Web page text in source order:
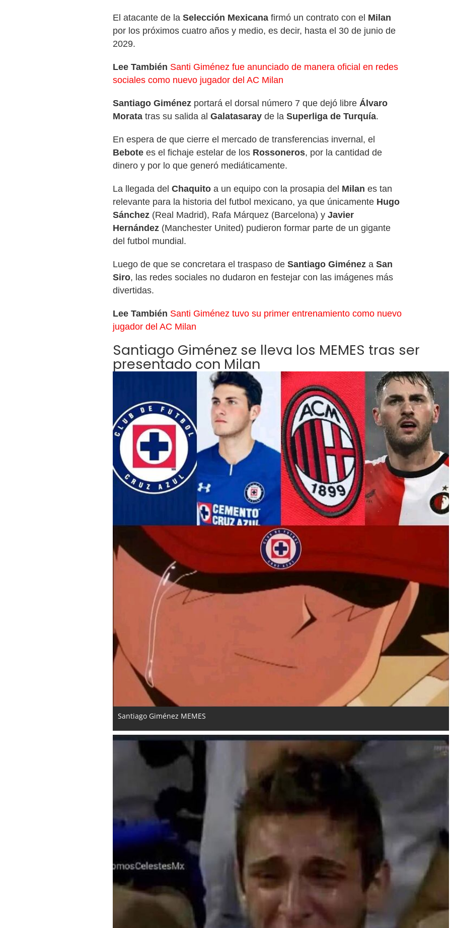
El atacante de la Selección Mexicana firmó un contrato con el Milan
por los próximos cuatro años y medio, es decir, hasta el 30 de junio de
2029.
Lee También Santi Giménez fue anunciado de manera oficial en redes
sociales como nuevo jugador del AC Milan
Santiago Giménez portará el dorsal número 7 que dejó libre Álvaro
Morata tras su salida al Galatasaray de la Superliga de Turquía.
En espera de que cierre el mercado de transferencias invernal, el
Bebote es el fichaje estelar de los Rossoneros, por la cantidad de
dinero y por lo que generó mediáticamente.
La llegada del Chaquito a un equipo con la prosapia del Milan es tan
relevante para la historia del futbol mexicano, ya que únicamente Hugo
Sánchez (Real Madrid), Rafa Márquez (Barcelona) y Javier
Hernández (Manchester United) pudieron formar parte de un gigante
del futbol mundial.
Luego de que se concretara el traspaso de Santiago Giménez a San
Siro, las redes sociales no dudaron en festejar con las imágenes más
divertidas.
Lee También Santi Giménez tuvo su primer entrenamiento como nuevo
jugador del AC Milan
Santiago Giménez se lleva los MEMES tras ser
presentado con Milan
Santiago Giménez MEMES